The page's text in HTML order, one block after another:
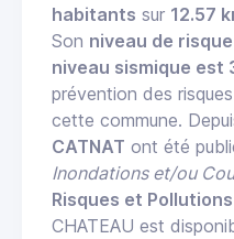
habitants sur 12.57
Son niveau de
niveau sismique est
prévention des
cette commune.
CATNAT ont été
Inondations et/ou
Risques et Pollutions
CHATEAU est